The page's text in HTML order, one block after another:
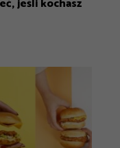
jeśli kochasz